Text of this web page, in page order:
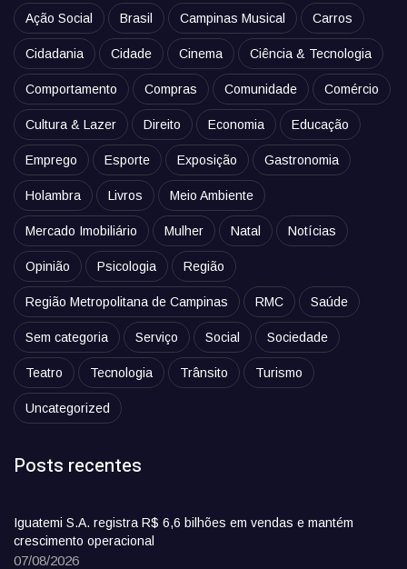
Ação Social Brasil Campinas Musical Carros
Cidadania Cidade Cinema Ciência & Tecnologia
Comportamento Compras Comunidade Comércio
Cultura & Lazer Direito Economia Educação
Emprego Esporte Exposição Gastronomia
Holambra Livros Meio Ambiente
Mercado Imobiliário Mulher Natal Notícias
Opinião Psicologia Região
Região Metropolitana de Campinas RMC Saúde
Sem categoria Serviço Social Sociedade
Teatro Tecnologia Trânsito Turismo
Uncategorized
Posts recentes
Iguatemi S.A. registra R$ 6,6 bilhões em vendas e mantém
crescimento operacional
07/08/2026